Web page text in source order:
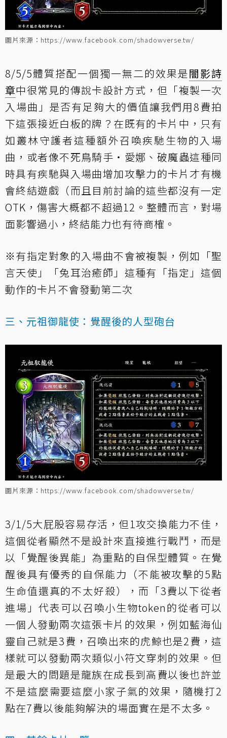
圖片來源：https://www.facebook.com/shadowverse.tw/
8/5/5體質搭配一個獨一無二的效果是闇影詩
章中很常見的傳說卡設計方式，但「複製一次
入場曲」是否有足夠大的價值讓我們用8費拍
下這張接近白板的牌？在既有的卡片中，只有
如叢林守護者這種額外召喚疾馳生物的入場
曲，或者像不死鳥騎手‧愛娜 、 破魔蟲這種同
時具有疾馳與入場曲增加攻擊力的卡片才有機
會終結遊戲（而且目前討論的這些都沒有一定
OTK，傷害大概都不超過12。整體而言，對場
面影響過小，終結能力也有待商榷。
※有指定對象的入場曲不會被複製，例如「聖
言天使 」「兔耳治癒師 」這種有「指定」這個
動作的卡片不會發動第二次
三、元祖御龍使：覺醒後的人型砲台
圖片來源：https://www.facebook.com/shadowverse.tw/
3/1/5大屁股容易存活，但1攻交換能力不佳，
這個從者顯然不是設計來直接進行戰鬥，而是
以「覺醒後異能」為重點的自保型體質。在覺
醒後具有優秀的自保能力（不能被攻擊的5點
生命值還真的不太好殺），而「3費以下從者
進場」代表可以召喚小生物token的從者可以
一個人發動兩次這張卡片的效果，例如藍海仙
靈自己就是3費，召喚出來的虎鯨也是2費，這
樣就可以發動兩次類似小符文穿刺的效果。但
是最大的問題是龍族在成長到高費以後也許並
不是這麼需要這麼小家子氣的效果，隨機打2
點在7費以後能夠解決的場面實在是不太多。